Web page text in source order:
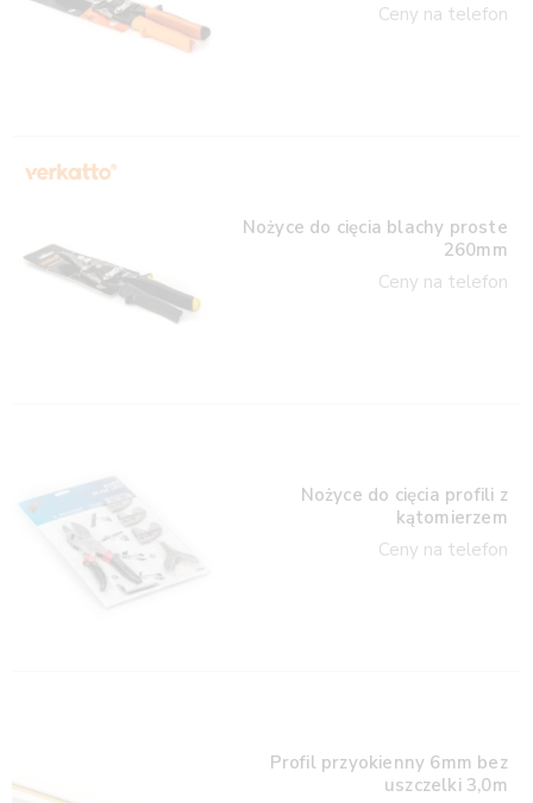
Ceny na telefon
Nożyce do cięcia blachy proste
260mm
Ceny na telefon
Nożyce do cięcia profili z
kątomierzem
Ceny na telefon
Profil przyokienny 6mm bez
uszczelki 3,0m